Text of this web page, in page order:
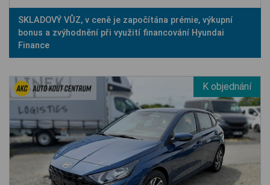
SKLADOVÝ VŮZ, v ceně je započítána prémie, výkupní
bonus a zvýhodnění při využití financování Hyundai
Finance
K objednání